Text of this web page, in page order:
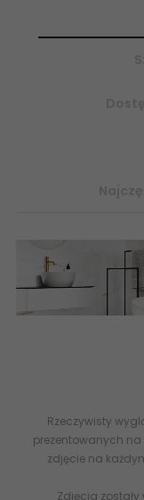
Rzeczywisty
prezentowanych
zdjęcie na
Zdjęcia